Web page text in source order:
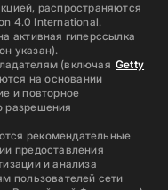
распространяются
4.0 International.
активная гиперссылка
указан).
(включая Getty
на основании
и повторное
разрешения
рекомендательные
предоставления
и анализа
пользователей сети